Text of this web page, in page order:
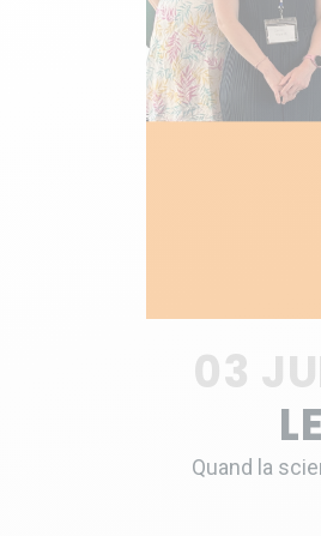
03
Quand la